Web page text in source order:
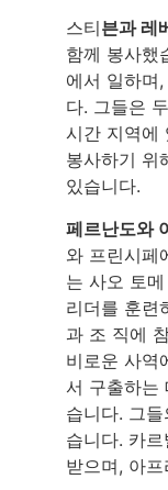
스티븐과 레
함께 봉사했
에서 일하며
다. 그들은
시간 지역에
봉사하기 위
있습니다.
페르난도와
와 프린시페
는 사오 토
리더를 훈련
과 조 직에
비로운 사역
서 구출하는
습니다. 그
습니다. 카
받으며, 아